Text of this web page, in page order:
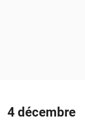
4 décembre